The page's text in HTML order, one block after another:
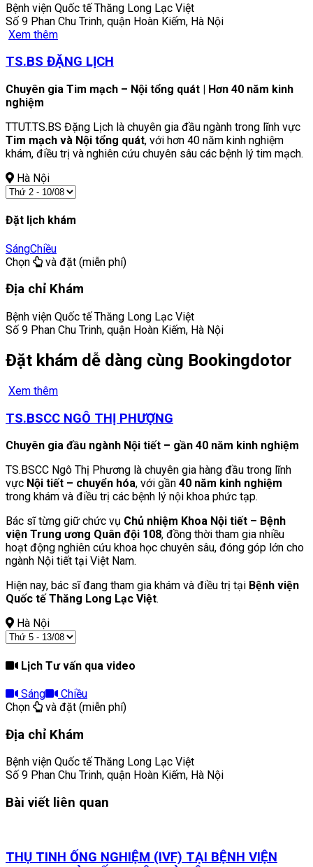
Bệnh viện Quốc tế Thăng Long Lạc Việt
Số 9 Phan Chu Trinh, quận Hoàn Kiếm, Hà Nội
Xem thêm
TS.BS ĐẶNG LỊCH
Chuyên gia Tim mạch – Nội tổng quát | Hơn 40 năm kinh
nghiệm
TTUT.TS.BS Đặng Lịch là chuyên gia đầu ngành trong lĩnh vực
Tim mạch và Nội tổng quát, với hơn 40 năm kinh nghiệm
khám, điều trị và nghiên cứu chuyên sâu các bệnh lý tim mạch.
Hà Nội
Đặt lịch khám
SángChiều
Chọn
và đặt (miễn phí)
Địa chỉ Khám
Bệnh viện Quốc tế Thăng Long Lạc Việt
Số 9 Phan Chu Trinh, quận Hoàn Kiếm, Hà Nội
Đặt khám dễ dàng cùng Bookingdotor
Xem thêm
TS.BSCC NGÔ THỊ PHƯỢNG
Chuyên gia đầu ngành Nội tiết – gần 40 năm kinh nghiệm
TS.BSCC Ngô Thị Phương là chuyên gia hàng đầu trong lĩnh
vực Nội tiết – chuyển hóa, với gần 40 năm kinh nghiệm
trong khám và điều trị các bệnh lý nội khoa phức tạp.
Bác sĩ từng giữ chức vụ Chủ nhiệm Khoa Nội tiết – Bệnh
viện Trung ương Quân đội 108, đồng thời tham gia nhiều
hoạt động nghiên cứu khoa học chuyên sâu, đóng góp lớn cho
ngành Nội tiết tại Việt Nam.
Hiện nay, bác sĩ đang tham gia khám và điều trị tại Bệnh viện
Quốc tế Thăng Long Lạc Việt.
Hà Nội
Lịch Tư vấn qua video
Sáng
Chiều
Chọn
và đặt (miễn phí)
Địa chỉ Khám
Bệnh viện Quốc tế Thăng Long Lạc Việt
Số 9 Phan Chu Trinh, quận Hoàn Kiếm, Hà Nội
Bài viết liên quan
THỤ TINH ỐNG NGHIỆM (IVF) TẠI BỆNH VIỆN